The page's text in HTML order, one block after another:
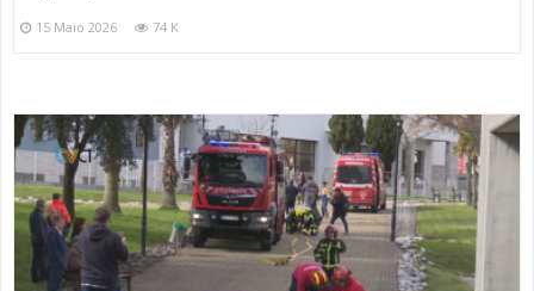
15 Maio 2026 74 K